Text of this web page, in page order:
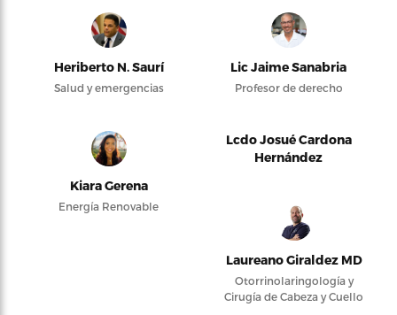
Heriberto N. Saurí
Salud y emergencias
Lic Jaime Sanabria
Profesor de derecho
Kiara Gerena
Energía Renovable
Lcdo Josué Cardona
Hernández
Laureano Giraldez MD
Otorrinolaringología y
Cirugía de Cabeza y Cuello